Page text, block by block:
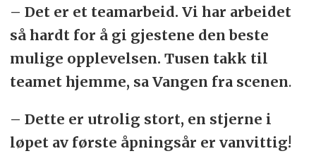
– Det er et teamarbeid. Vi har arbeidet
så hardt for å gi gjestene den beste
mulige opplevelsen. Tusen takk til
teamet hjemme, sa Vangen fra scenen.
– Dette er utrolig stort, en stjerne i
løpet av første åpningsår er vanvittig!